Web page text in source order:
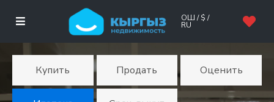
ОШ / $ /
RU
Купить Продать Оценить